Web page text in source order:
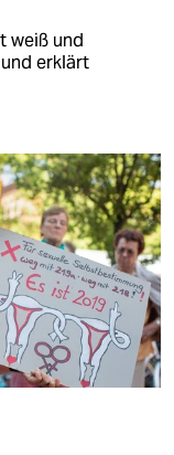
weiß und
erklärt